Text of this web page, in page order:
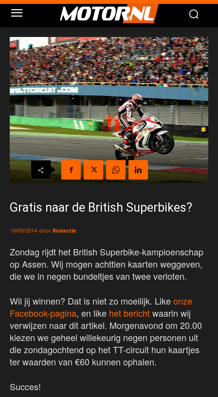
Gratis naar de British Superbikes?
19/09/2014 door Redactie
Zondag rijdt het British Superbike-kampioenschap
op Assen. Wij mogen achttien kaarten weggeven,
die we in negen bundeltjes van twee verloten.
Wil jij winnen? Dat is niet zo moeilijk. Likeonze
Facebook-pagina, en like het berichtwaarin wij
verwijzen naar dit artikel. Morgenavond om 20.00
kiezen we geheel willekeurig negen personen uit
die zondagochtend op het TT-circuit hun kaartjes
ter waarden van €60 kunnen ophalen.
Succes!